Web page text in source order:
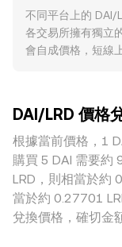
外匯市場流動性更
將直接反映在
視：對穩定幣的監
套保行為、以及大
在短期內增添波
細微而即時的擾動
若以 DAI 兌 LRD
rate；反向換回則
訂單簿機制外，
為常數），在穩定
視為 y/x，當大額
鏈上價格訊號，透
於收斂 DAI 相對美
USD/LRD 變動，
上。
不同平台上的 DAI/
各交易所擁有獨立
會自成價格，短線
地區對穩定幣出入
可得性與需求結構
若受限，亦可能導
外，許多平台的
先以 DAI/USDT 再
的輕微溢折與基差
會在平台間買低賣
DAI/LRD 價格
根據當前價格，1
購買 5 DAI 需要約
LRD，則相當於約
當於約 0.27701
兌換價格，確切金